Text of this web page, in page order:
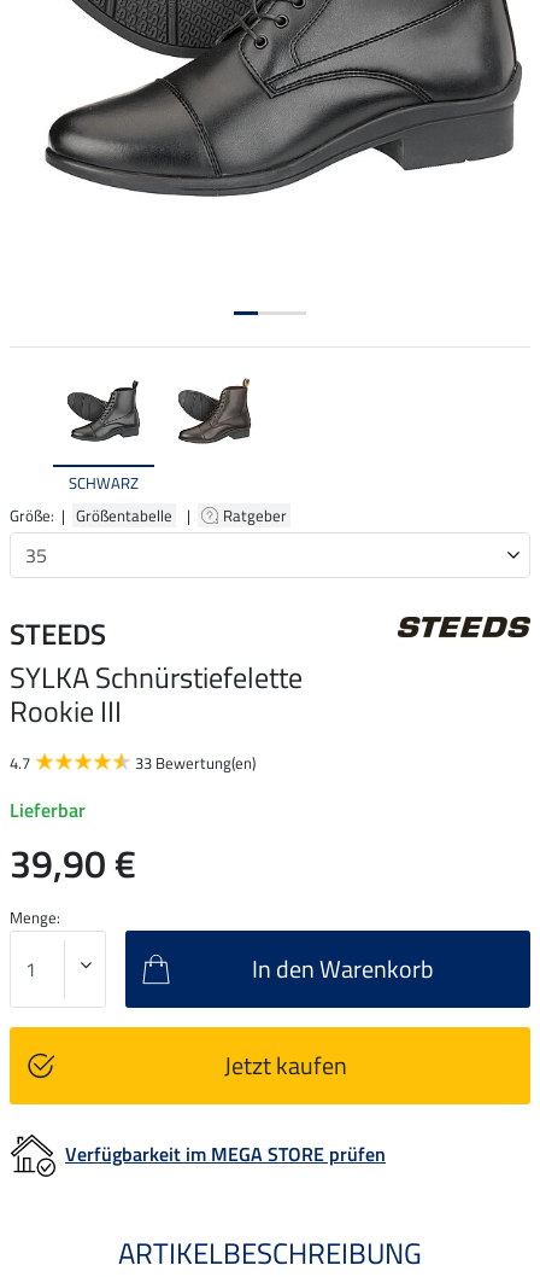
SCHWARZ
Größe: | Größentabelle | Ratgeber
STEEDS
SYLKA Schnürstiefelette
Rookie III
4.7 33 Bewertung(en)
Lieferbar
39,90 €
Menge:
In den Warenkorb
Jetzt kaufen
Verfügbarkeit im MEGA STORE prüfen
ARTIKELBESCHREIBUNG